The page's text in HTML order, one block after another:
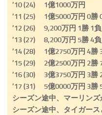
’10 (24) 1億1000万円
’11 (25) 1億5000万円 0勝
’12 (26) 9,200万円 1勝 1
’13 (27) 8,200万円 5勝 4
’14 (28) 1億2750万円 4勝
’15 (29) 2億2500万円 2勝
’16 (30) 3億3750万円 3勝
’17 (31) 5億0000万円 3勝
シーズン途中、マーリン
シーズン途中、タイガー